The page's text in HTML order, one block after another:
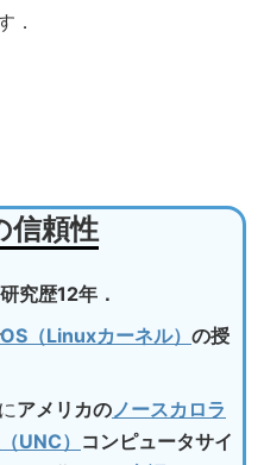
．
信頼性
究歴12年．
OS（Linuxカーネル） の授
アメリカのノースカロラ
UNC） コンピュータサイ